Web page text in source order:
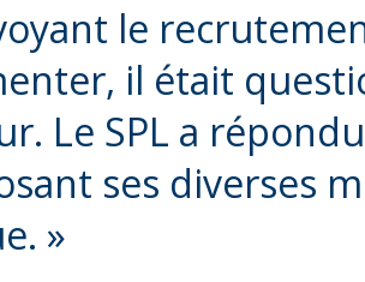
le
il était
Le SPL a
ses diverses
»